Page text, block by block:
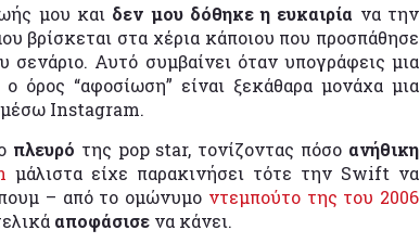
μου και δεν μου δόθηκε η ευκαιρία να την
βρίσκεται στα χέρια κάποιου που προσπάθησε
σενάριο. Αυτό συμβαίνει όταν υπογράφεις μια
όρος “αφοσίωση” είναι ξεκάθαρα μονάχα μια
μέσω Instagram.
πλευρό της pop star, τονίζοντας πόσο ανήθικη
μάλιστα είχε παρακινήσει τότε την Swift να
– από το ομώνυμο ντεμπούτο της του 2006
αποφάσισε να κάνει.